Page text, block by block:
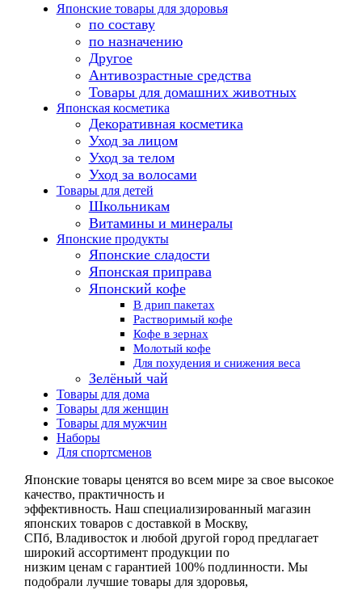
Японские товары для здоровья
по составу
по назначению
Другое
Антивозрастные средства
Товары для домашних животных
Японская косметика
Декоративная косметика
Уход за лицом
Уход за телом
Уход за волосами
Товары для детей
Школьникам
Витамины и минералы
Японские продукты
Японские сладости
Японская приправа
Японский кофе
В дрип пакетах
Растворимый кофе
Кофе в зернах
Молотый кофе
Для похудения и снижения веса
Зелёный чай
Товары для дома
Товары для женщин
Товары для мужчин
Наборы
Для спортсменов
Японские товары ценятся во всем мире за свое высокое
качество, практичность и
эффективность. Наш специализированный магазин
японских товаров с доставкой в Москву,
СПб, Владивосток и любой другой город предлагает
широкий ассортимент продукции по
низким ценам с гарантией 100% подлинности. Мы
подобрали лучшие товары для здоровья,